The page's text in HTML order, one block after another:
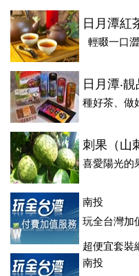
日月潭紅
輕啜一口
日月潭‧
種好茶、做
刺果（山
喜愛陽光的
南投
玩全台灣加
超便宜套裝
登、訂房系統、客房委託旅
南投